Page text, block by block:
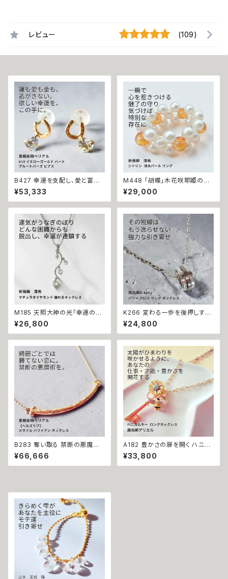
レビュー (109)
B427 幸運を支配し、愛と富を
引き寄せる 悪魔の馬蹄 K10 イ
エローゴールド ハート ブルート
パーズ ピアス 悪魔術師ベリアル
トーン10金 さくら チェリー 魔術
強力 悪魔術 黒魔術 おまじない
呪 本物 魔術師 金運 財運 収入
アップ 臨時収入 略奪 ライバル
縁結び お守り 開運
¥53,333
M448 「胡蝶」木花咲耶姫の愛
の祈り パール シトリン リング
運気上昇 成功 出世 恋愛運 魅
力運 縁結び お守り 御守り おま
願望成就 開運 開運グッズ 恋愛
成就 引き寄せ 運命 成功運 人
間関係 良縁 良縁成就 人気運
魅了 モテ 運気 恋愛 おまもり
¥29,000
M185 天照大神の光「幸運の連
鎖」運が味方し誰もがあなたを
応援 大開運 成功・金運・良縁 マ
チュラダイヤモンド 揺れるネッ
パワーストーン 天然石 ご利益
お守り 霊感霊視 スピリチュアル
強運 神社 神様
¥26,800
K266 変わる一歩を後押しする
【強力な引き寄せ】アフロディテ
の神秘パワー クロス リング ネ
ックレス｜復縁・片思い成就 N.
結び 魅力アップ エネルギー 魅
力 魔力 魔術 白魔術 願い 叶う
結び 開運 強運 本物 パワースト
ーン お守り 強力 男女兼用
¥24,800
B283 奪い取る 禁断の悪魔術
恋の勝者になれる 縁切り【ヘル
ズラブ】スマイル ハワイアン ネ
ックレス ステンレス 悪魔術師
ト 強力 排除 略奪愛 成就
¥66,666
A182 豊かさの扉を開く ハニカ
ムキー 太陽開花の仕事運・生業
守護 才能開花 ロングネックレ
ス 魔術師アリエル 魔術 金運 仕
¥33,800